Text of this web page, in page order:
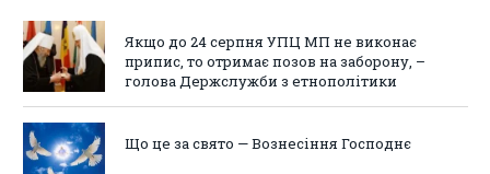
Якщо до 24 серпня УПЦ МП не виконає
припис, то отримає позов на заборону, –
голова Держслужби з етнополітики
Що це за свято — Вознесіння Господнє